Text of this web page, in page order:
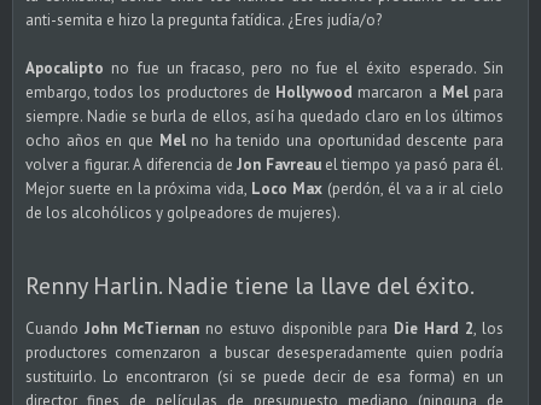
anti-semita e hizo la pregunta fatídica. ¿Eres judía/o?
Apocalipto no fue un fracaso, pero no fue el éxito esperado. Sin
embargo, todos los productores de Hollywood marcaron a Melpara
siempre. Nadie se burla de ellos, así ha quedado claro en los últimos
ocho años en que Melno ha tenido una oportunidad descente para
volver a figurar. A diferencia deJon Favreauel tiempo ya pasó para él.
Mejor suerte en la próxima vida, Loco Max (perdón, él va a ir al cielo
de los alcohólicos y golpeadores de mujeres).
Renny Harlin. Nadie tiene la llave del éxito.
Cuando John McTiernanno estuvo disponible para Die Hard 2, los
productores comenzaron a buscar desesperadamente quien podría
sustituirlo. Lo encontraron (si se puede decir de esa forma) en un
director fines de películas de presupuesto mediano (ninguna de